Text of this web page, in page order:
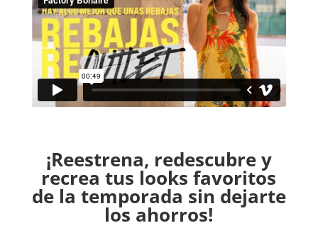
¡Reestrena, redescubre y
recrea tus looks favoritos
de la temporada sin dejarte
los ahorros!